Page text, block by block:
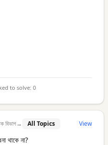
to solve: 0
বিভাগ→ All Topics View
থাকে না?